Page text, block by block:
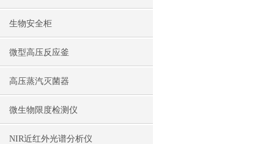
生物安全柜
微型高压反应釜
高压蒸汽灭菌器
微生物限度检测仪
NIR近红外光谱分析仪